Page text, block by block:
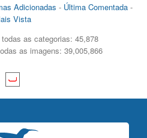
Adicionadas - Última Comentada-
Vista
as categorias: 45,878
as imagens: 39,005,866